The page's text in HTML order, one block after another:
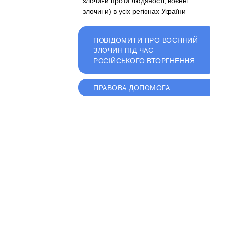
злочини) в усіх регіонах України
ПОВІДОМИТИ ПРО ВОЄННИЙ
ЗЛОЧИН ПІД ЧАС
РОСІЙСЬКОГО ВТОРГНЕННЯ
ПРАВОВА ДОПОМОГА